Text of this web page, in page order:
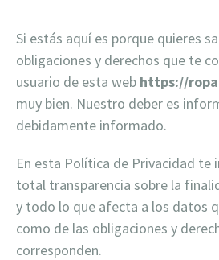
Si estás aquí es porque quieres
obligaciones y derechos que te
usuario de esta web https://
muy bien. Nuestro deber es
debidamente informado.
En esta Política de Privacidad te
total transparencia sobre la
y todo lo que afecta a los datos
como de las obligaciones y
corresponden.